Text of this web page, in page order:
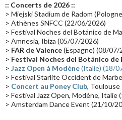
Passages radio Vidéo Jarrecast
Les concerts en Chine(16) Cinéma
Synthé Roland(15) Belgique(15)
(14) Astronomie (14)
Tournée 2025(14) 2024(14)
:: Concerts de 2026 ::
> Miejski Stadium de Radom
> Athènes SNFCC (22/06/2026)
> Festival Noches del Botánico de
> Amnesia, Ibiza (05/07/2026)
> FAR de Valence(Espagne) (08/07/
> Festival Noches del Botánico de
> Jazz Open à Modène(Italie) (18/
> Festival Starlite Occident de
> Concert au Poney Club,
> Festival Jazz Open, Modène, Italie
> Amsterdam Dance Event (21/10/